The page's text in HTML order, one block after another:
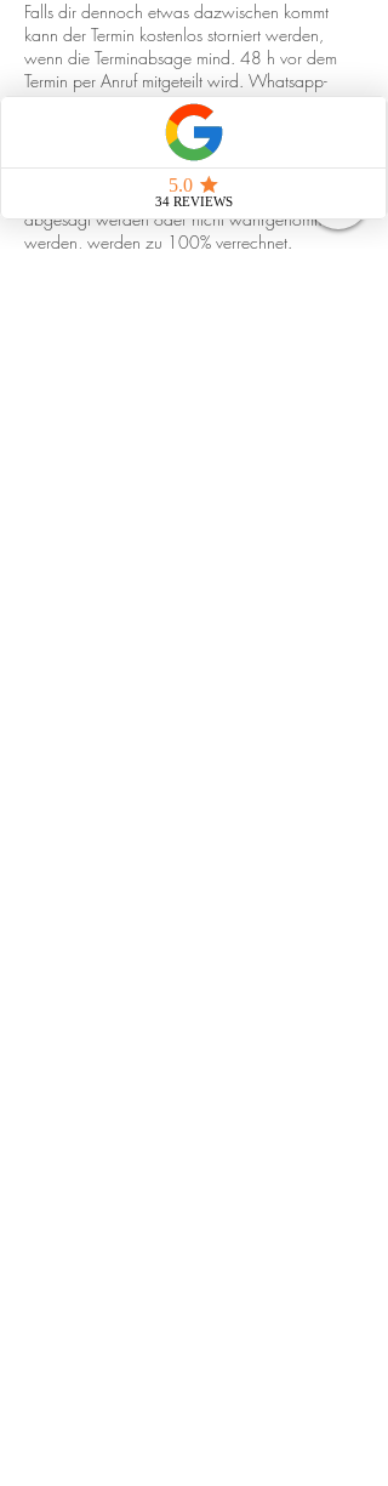
Falls dir dennoch etwas dazwischen kommt
kann der Termin kostenlos storniert werden,
wenn die Terminabsage mind. 48 h vor dem
Termin per Anruf mitgeteilt wird. Whatsapp-
Nachrichten, Social Media Nachrichten & E-
Mails für Terminabsagen werden nicht
Termine, welche nicht mind. 48 h im Voraus
abgesagt werden oder nicht wahrgenommen
werden, werden zu 100% verrechnet.